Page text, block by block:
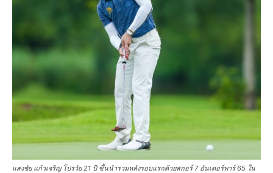
แสงชัย แก้วเจริญ โปรวัย 21 ปี ขึ้นนำร่วมหลังรอบแรกด้วยสกอร์ 7 อันเดอร์พาร์ 65 ใน